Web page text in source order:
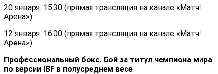
20 января. 15:30 (прямая трансляция на канале «Матч!
Арена»)
12 января. 16:00 (прямая трансляция на канале «Матч!
Арена»)
Профессиональный бокс. Бой за титул чемпиона мира
по версии IBF в полусреднем весе